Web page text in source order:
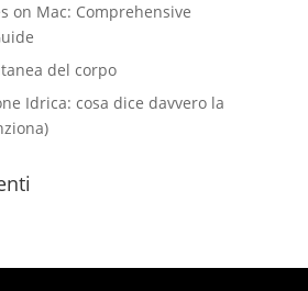
on Mac: Comprehensive
del corpo
Idrica: cosa dice davvero la